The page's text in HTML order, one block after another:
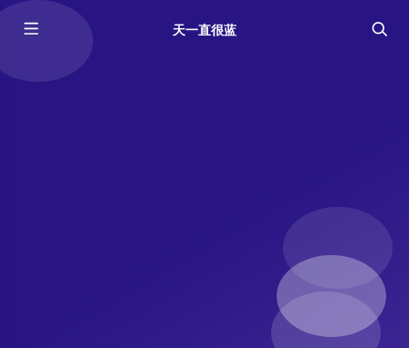
天一直很蓝